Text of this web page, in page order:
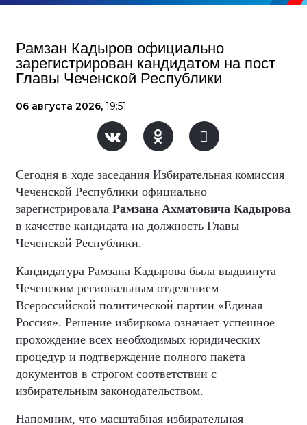
Рамзан Кадыров официально
зарегистрирован кандидатом на пост
Главы Чеченской Республики
06 августа 2026, 19:51
Сегодня в ходе заседания Избирательная комиссия
Чеченской Республики официально
зарегистрировала Рамзана Ахматовича Кадырова
в качестве кандидата на должность Главы
Чеченской Республики.
Кандидатура Рамзана Кадырова была выдвинута
Чеченским региональным отделением
Всероссийской политической партии «Единая
Россия». Решение избиркома означает успешное
прохождение всех необходимых юридических
процедур и подтверждение полного пакета
документов в строгом соответствии с
избирательным законодательством.
Напомним, что масштабная избирательная